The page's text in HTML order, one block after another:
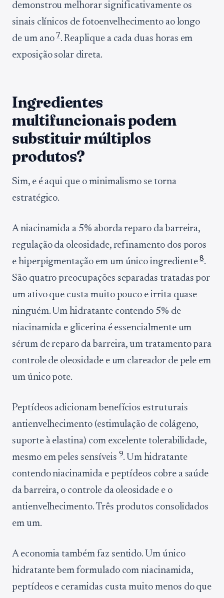
demonstrou melhorar significativamente os
sinais clínicos de fotoenvelhecimento ao longo
de um ano7. Reaplique a cada duas horas em
exposição solar direta.
Ingredientes
multifuncionais podem
substituir múltiplos
produtos?
Sim, e é aqui que o minimalismo se torna
estratégico.
A niacinamida a 5% aborda reparo da barreira,
regulação da oleosidade, refinamento dos poros
e hiperpigmentação em um único ingrediente8.
São quatro preocupações separadas tratadas por
um ativo que custa muito pouco e irrita quase
ninguém. Um hidratante contendo 5% de
niacinamida e glicerina é essencialmente um
sérum de reparo da barreira, um tratamento para
controle de oleosidade e um clareador de pele em
um único pote.
Peptídeos adicionam benefícios estruturais
antienvelhecimento (estimulação de colágeno,
suporte à elastina) com excelente tolerabilidade,
mesmo em peles sensíveis 9. Um hidratante
contendo niacinamida e peptídeos cobre a saúde
da barreira, o controle da oleosidade e o
antienvelhecimento. Três produtos consolidados
em um.
A economia também faz sentido. Um único
hidratante bem formulado com niacinamida,
peptídeos e ceramidas custa muito menos do que